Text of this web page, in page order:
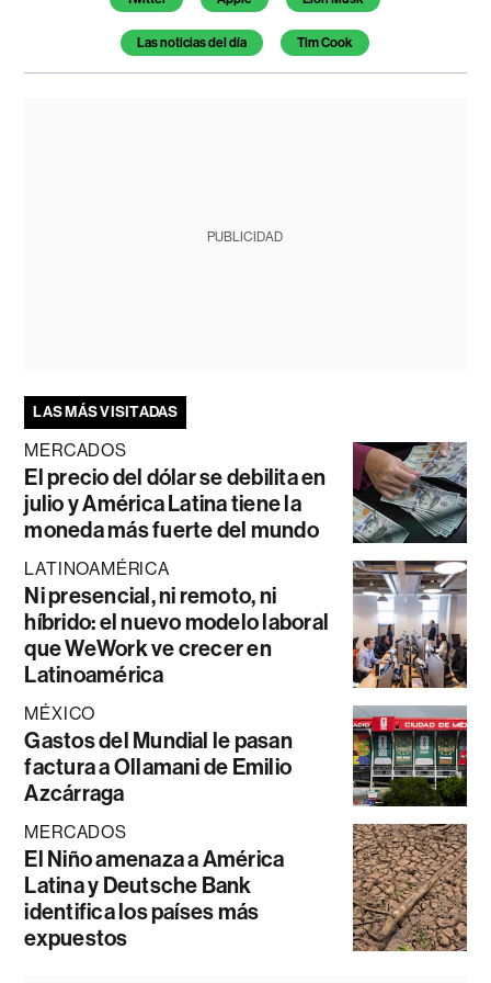
Las noticias del día Tim Cook
PUBLICIDAD
LAS MÁS VISITADAS
MERCADOS
El precio del dólar se debilita en
julio y América Latina tiene la
moneda más fuerte del mundo
LATINOAMÉRICA
Ni presencial, ni remoto, ni
híbrido: el nuevo modelo laboral
que WeWork ve crecer en
Latinoamérica
MÉXICO
Gastos del Mundial le pasan
factura a Ollamani de Emilio
Azcárraga
MERCADOS
El Niño amenaza a América
Latina y Deutsche Bank
identifica los países más
expuestos